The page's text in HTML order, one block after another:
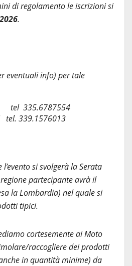
di regolamento le iscrizioni si
.
eventuali info) per tale
tel 335.6787554
tel. 339.1576013
si svolgerà la Serata
partecipante avrà il
la Lombardia) nel quale si
tipici.
cortesemente ai Moto
raccogliere dei prodotti
in quantità minime) da